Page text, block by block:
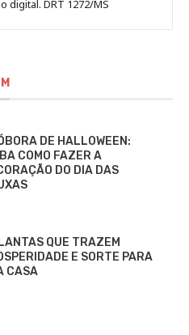
digital. DRT 1272/MS
DE HALLOWEEN:
COMO FAZER A
DO DIA DAS
QUE TRAZEM
E SORTE PARA
CASA